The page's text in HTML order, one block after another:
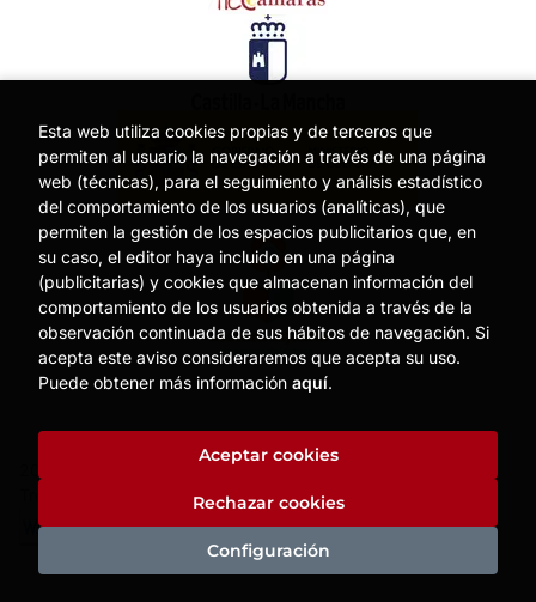
. Todos los Derechos Reservados |
Esta web utiliza cookies propias y de terceros que
permiten al usuario la navegación a través de una página
web (técnicas), para el seguimiento y análisis estadístico
del comportamiento de los usuarios (analíticas), que
permiten la gestión de los espacios publicitarios que, en
su caso, el editor haya incluido en una página
(publicitarias) y cookies que almacenan información del
comportamiento de los usuarios obtenida a través de la
observación continuada de sus hábitos de navegación. Si
acepta este aviso consideraremos que acepta su uso.
Puede obtener más información aquí.
Configuración
Rechazar cookies
Aceptar cookies